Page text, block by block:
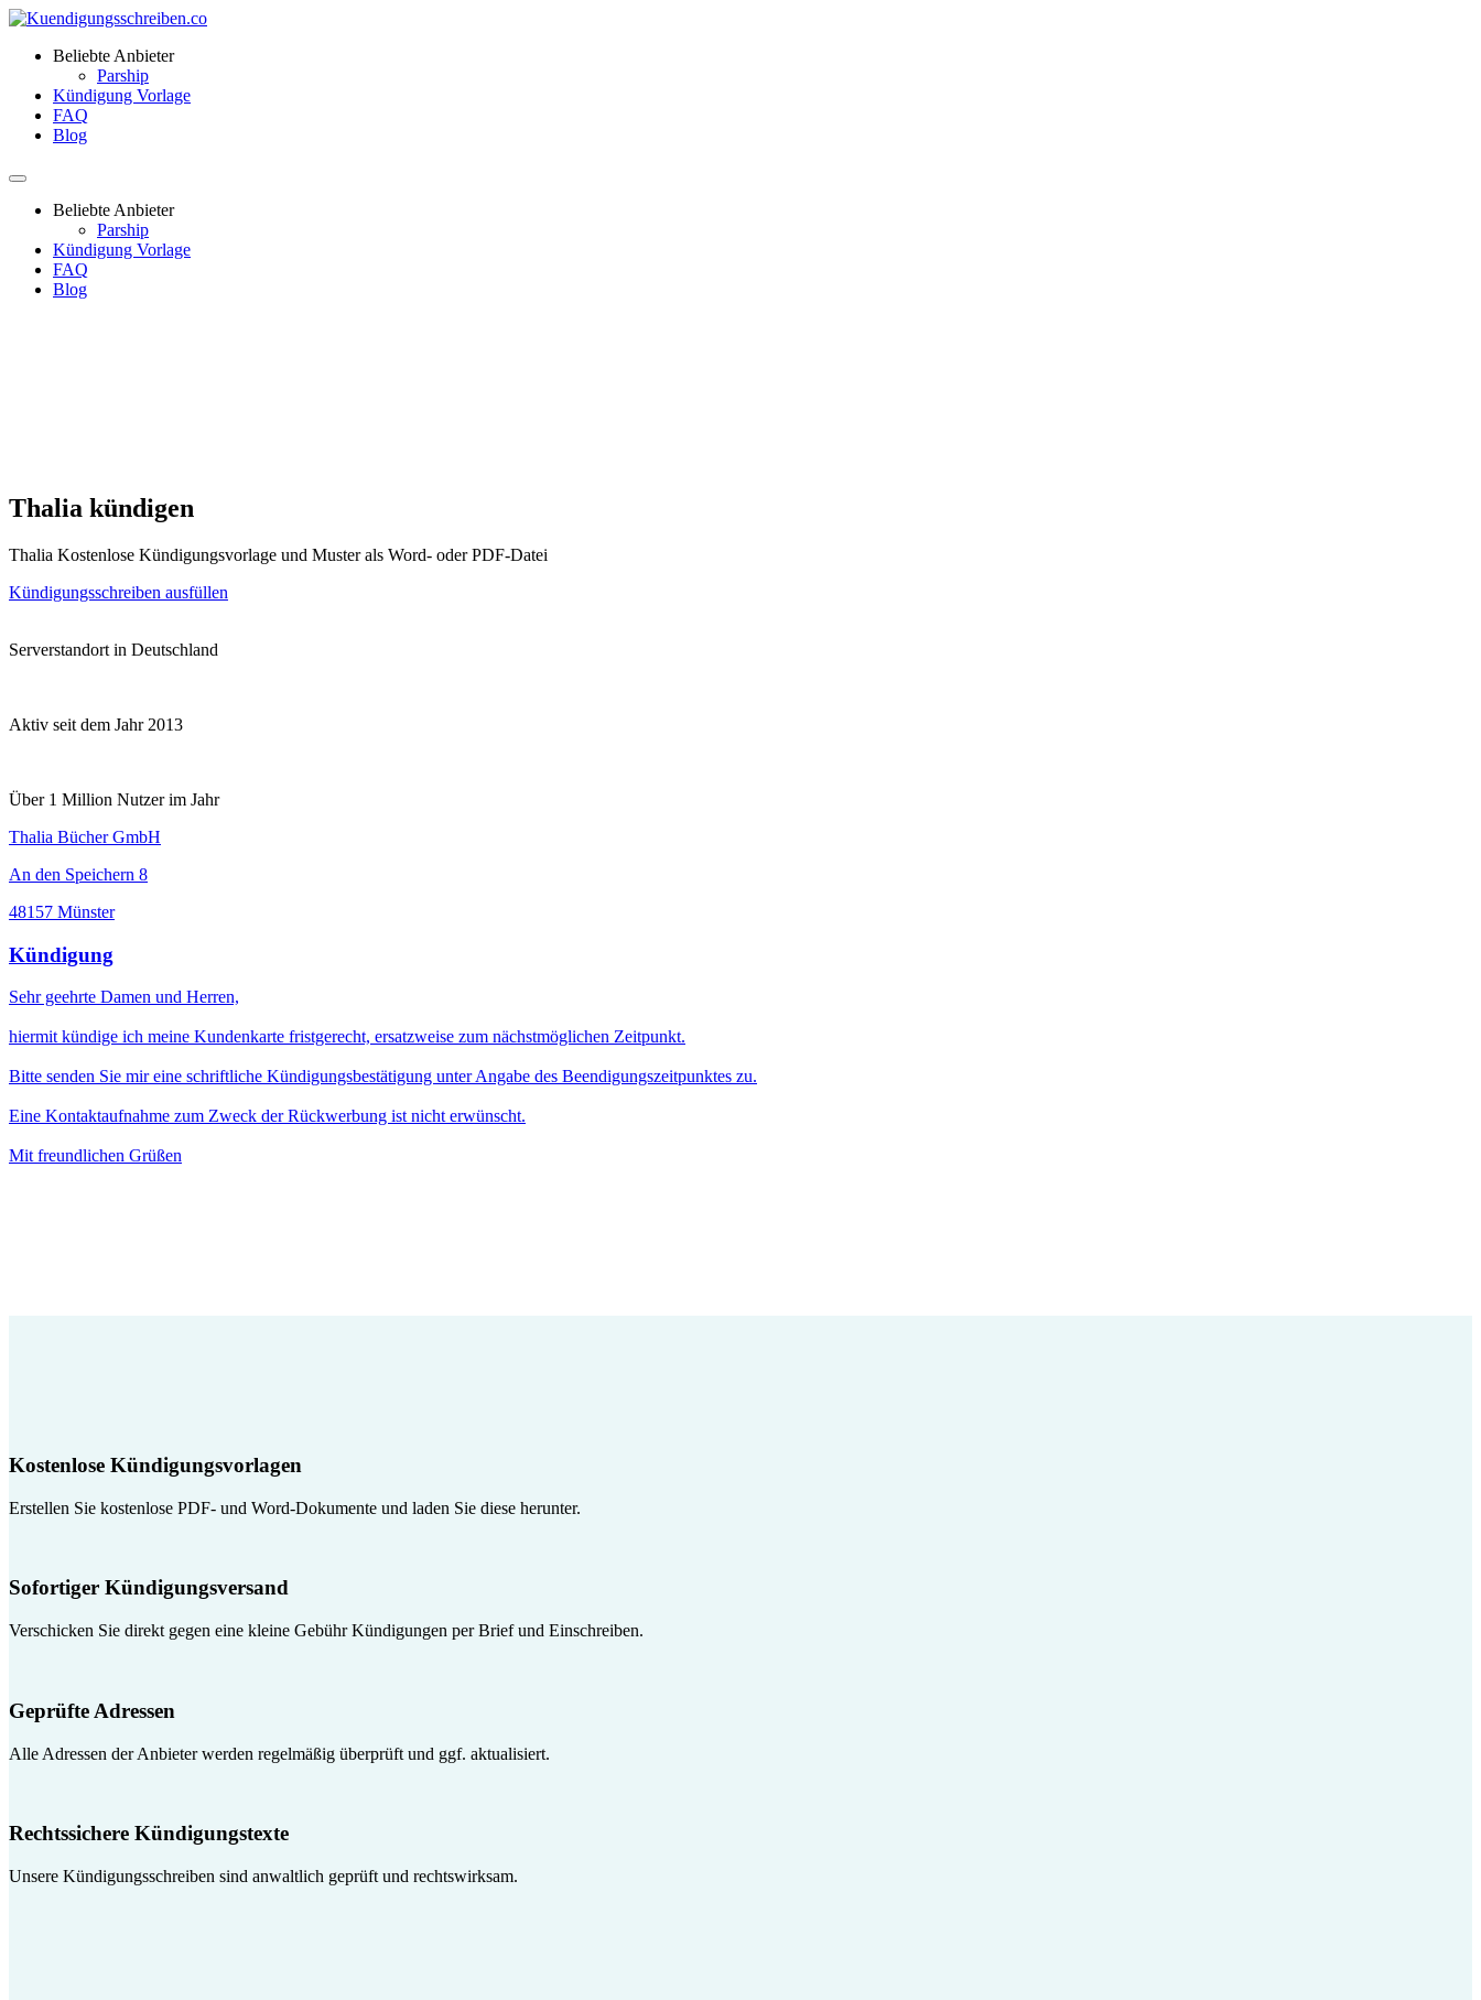
Beliebte Anbieter
Parship
Kündigung Vorlage
FAQ
Blog
Beliebte Anbieter
Parship
Kündigung Vorlage
FAQ
Blog
Thalia kündigen
Thalia Kostenlose Kündigungsvorlage und Muster als Word- oder PDF-Datei
Kündigungsschreiben ausfüllen
Serverstandort in Deutschland
Aktiv seit dem Jahr 2013
Über 1 Million Nutzer im Jahr
Thalia Bücher GmbH
An den Speichern 8
48157 Münster
Kündigung
Sehr geehrte Damen und Herren,
hiermit kündige ich meine Kundenkarte fristgerecht, ersatzweise zum nächstmöglichen Zeitpunkt.
Bitte senden Sie mir eine schriftliche Kündigungsbestätigung unter Angabe des Beendigungszeitpunktes zu.
Eine Kontaktaufnahme zum Zweck der Rückwerbung ist nicht erwünscht.
Mit freundlichen Grüßen
Kostenlose Kündigungsvorlagen
Erstellen Sie kostenlose PDF- und Word-Dokumente und laden Sie diese herunter.
Sofortiger Kündigungsversand
Verschicken Sie direkt gegen eine kleine Gebühr Kündigungen per Brief und Einschreiben.
Geprüfte Adressen
Alle Adressen der Anbieter werden regelmäßig überprüft und ggf. aktualisiert.
Rechtssichere Kündigungstexte
Unsere Kündigungsschreiben sind anwaltlich geprüft und rechtswirksam.